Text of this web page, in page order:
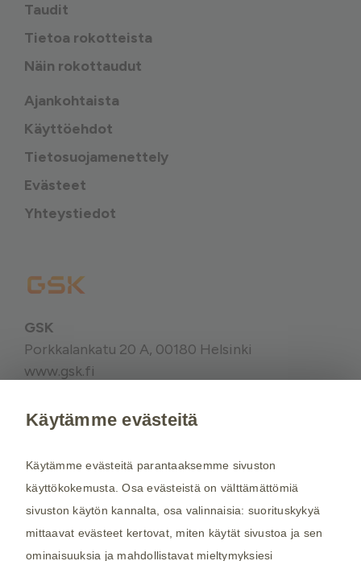
Taudit
Tietoa rokotteista
Näin rokottaudut
Ajankohtaista
Käyttöehdot
Tietosuojamenettely
Evästeet
Yhteystiedot
GSK
Porkkalankatu 20 A, 00180 Helsinki
www.gsk.fi
ammattilaiselta. Rokotussuositukset perustuvat
THL:nsuosituksiin. Maakohtaiset
rokotussuositukset perustuvatMatkailijan
terveysoppaaseen, jota toimittaa Kustannus Oy
Duodecim (aiemmin THL). Tarkistamme
Käytämme evästeitä
Käytämme evästeitä parantaaksemme sivuston
käyttökokemusta. Osa evästeistä on välttämättömiä
sivuston käytön kannalta, osa valinnaisia: suorituskykyä
mittaavat evästeet kertovat, miten käytät sivustoa ja sen
ominaisuuksia ja mahdollistavat mieltymyksiesi